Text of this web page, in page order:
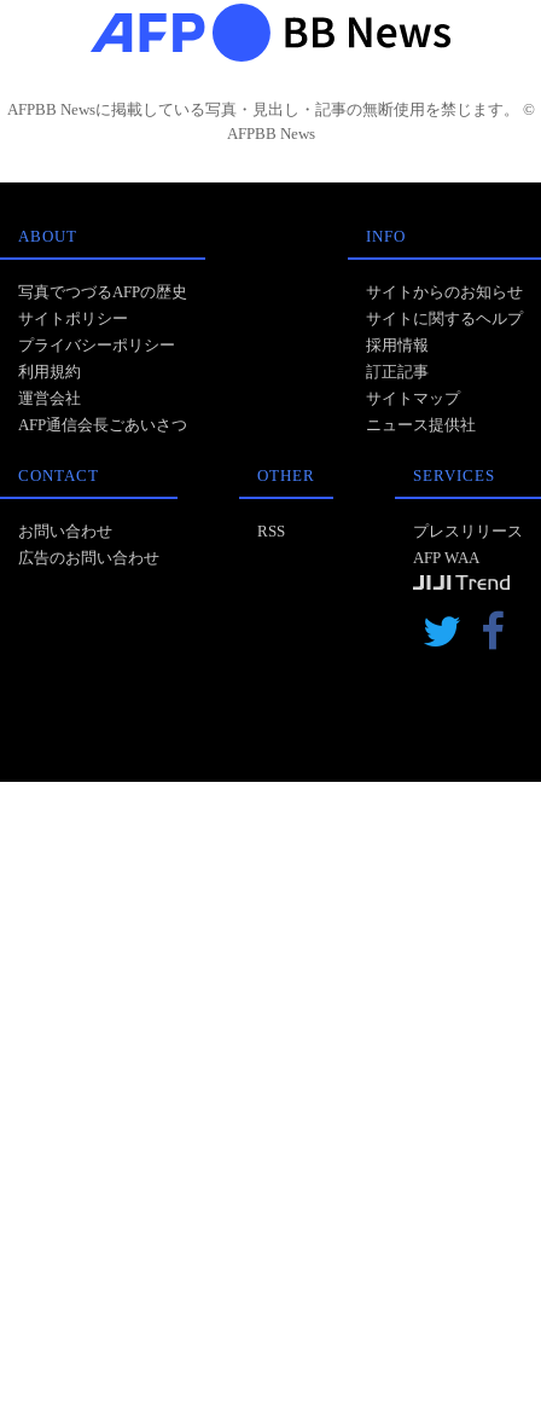
AFPBB Newsに掲載している写真・見出し・記事の無断使用を禁じます。 ©
AFPBB News
ABOUT
写真でつづるAFPの歴史
サイトポリシー
プライバシーポリシー
利用規約
運営会社
AFP通信会長ごあいさつ
INFO
サイトからのお知らせ
サイトに関するヘルプ
採用情報
訂正記事
サイトマップ
ニュース提供社
CONTACT
お問い合わせ
広告のお問い合わせ
OTHER
RSS
SERVICES
プレスリリース
AFP WAA